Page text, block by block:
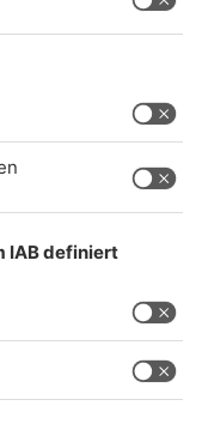
Audiothek
Error!